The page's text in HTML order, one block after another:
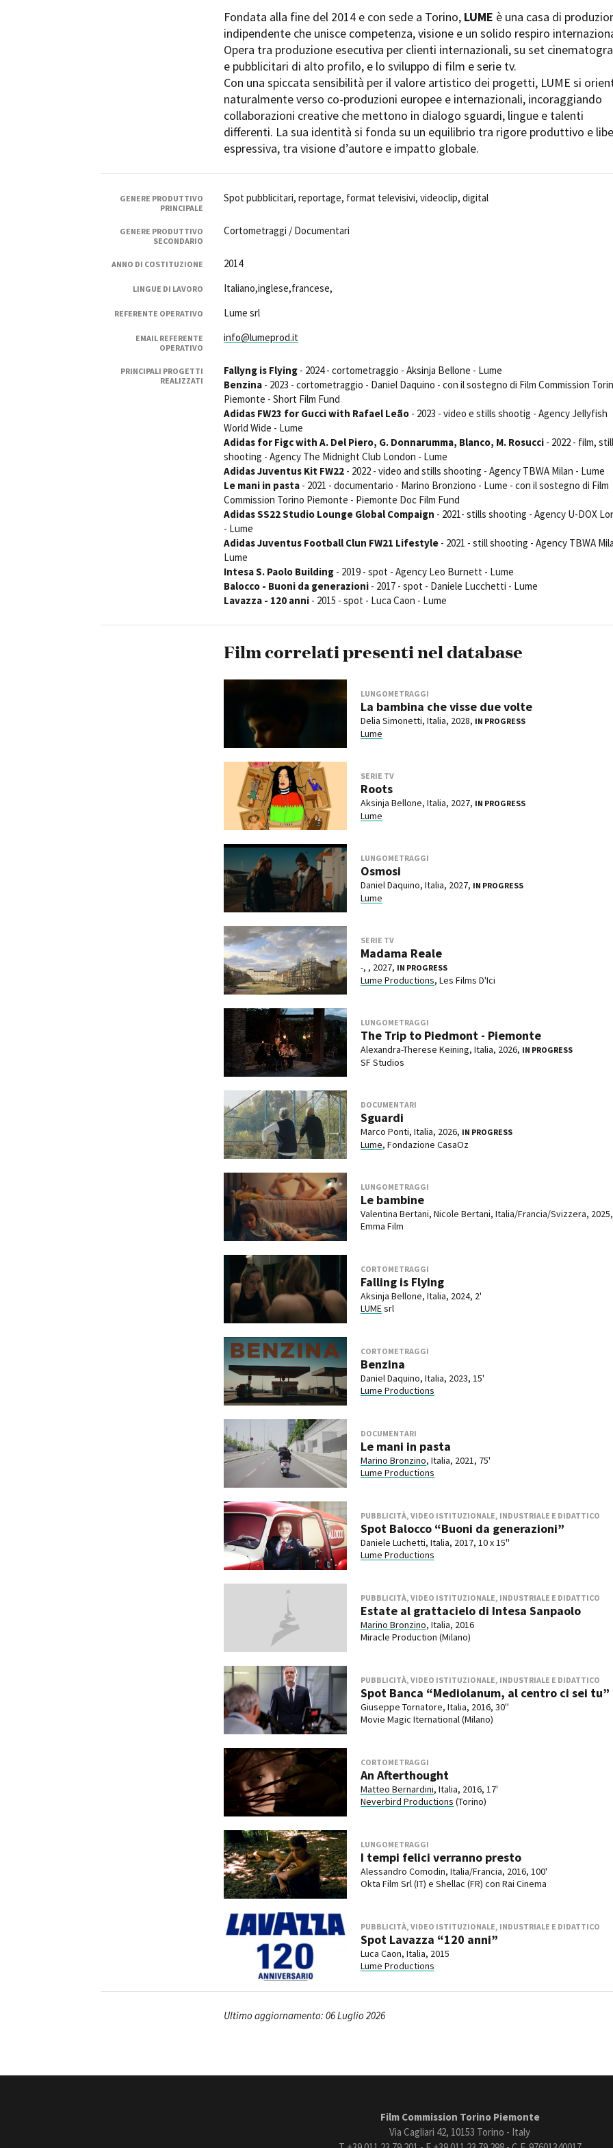
Rete regionale
Bilancio sociale
Amministrazione trasparente
Bandi e gare
Sostenibilità ambientale
Servizi generali
Location scouting
Sala Casting
Sala Paolo Tenna
FILM FUNDS
Piemonte Film Tv Fund
Piemonte Film Tv Development Fund
Short Film Fund
LOCATION GUIDE
FILM DATABASE
BOOK DATABASE
NEWS
EVENTI, SPECIALI
Locarno
Mostra
Festa
Torino
David di
Nastri
Amministrazione trasparente Bandi e gare
Fondata alla fine del 2014 e con sede a Torino, LUME è una casa di
indipendente che unisce competenza, visione e un solido respiro
Opera tra produzione esecutiva per clienti internazionali, su set
e pubblicitari di alto profilo, e lo sviluppo di film e serie tv.
Con una spiccata sensibilità per il valore artistico dei progetti, LUME si
naturalmente verso co-produzioni europee e internazionali, incoraggiando
collaborazioni creative che mettono in dialogo sguardi, lingue e talenti
differenti. La sua identità si fonda su un equilibrio tra rigore produttivo e
espressiva, tra visione d’autore e impatto globale.
GENERE PRODUTTIVO
PRINCIPALE
Spot pubblicitari, reportage, format televisivi, videoclip, digital
GENERE PRODUTTIVO
SECONDARIO
Cortometraggi / Documentari
ANNO DI COSTITUZIONE 2014
LINGUE DI LAVORO Italiano,inglese,francese,
REFERENTE OPERATIVO Lume srl
EMAIL REFERENTE
OPERATIVO
info@lumeprod.it
PRINCIPALI PROGETTI
REALIZZATI
Fallyng is Flying- 2024 - cortometraggio - Aksinja Bellone - Lume
Benzina- 2023 - cortometraggio - Daniel Daquino - con il sostegno di Film Commission
Piemonte - Short Film Fund
Adidas FW23 for Gucci with Rafael Leão- 2023 - video e stills shootig - Agency Jellyfish
World Wide - Lume
Adidas for Figc with A. Del Piero, G. Donnarumma, Blanco, M. Rosucci- 2022 - film, still
shooting - Agency The Midnight Club London - Lume
Adidas Juventus Kit FW22- 2022 - video and stills shooting - Agency TBWA Milan - Lume
Le mani in pasta- 2021 - documentario - Marino Bronziono - Lume - con il sostegno di Film
Commission Torino Piemonte - Piemonte Doc Film Fund
Adidas SS22 Studio Lounge Global Compaign - 2021- stills shooting - Agency U-DOX
- Lume
Adidas Juventus Football Clun FW21 Lifestyle- 2021 - still shooting - Agency TBWA
Lume
Intesa S. Paolo Building- 2019 - spot - Agency Leo Burnett - Lume
Balocco - Buoni da generazioni- 2017 - spot - Daniele Lucchetti - Lume
Lavazza - 120 anni- 2015 - spot - Luca Caon - Lume
Film correlati presenti nel database
LUNGOMETRAGGI
La bambina che visse due volte
Delia Simonetti, Italia, 2028, IN PROGRESS
Lume
SERIE TV
Roots
Aksinja Bellone, Italia, 2027, IN PROGRESS
Lume
LUNGOMETRAGGI
Osmosi
Daniel Daquino, Italia, 2027, IN PROGRESS
Lume
SERIE TV
Madama Reale
-, , 2027, IN PROGRESS
Lume Productions, Les Films D'Ici
LUNGOMETRAGGI
The Trip to Piedmont - Piemonte
Alexandra-Therese Keining, Italia, 2026, IN PROGRESS
SF Studios
DOCUMENTARI
Sguardi
Marco Ponti, Italia, 2026, IN PROGRESS
Lume, Fondazione CasaOz
LUNGOMETRAGGI
Le bambine
Valentina Bertani, Nicole Bertani, Italia/Francia/Svizzera,
Emma Film
CORTOMETRAGGI
Falling is Flying
Aksinja Bellone, Italia, 2024, 2'
LUMEsrl
CORTOMETRAGGI
Benzina
Daniel Daquino, Italia, 2023, 15'
Lume Productions
DOCUMENTARI
Le mani in pasta
Marino Bronzino, Italia, 2021, 75'
Lume Productions
PUBBLICITÀ, VIDEO ISTITUZIONALE, INDUSTRIALE E DIDATTICO
Spot Balocco “Buoni da generazioni”
Daniele Luchetti, Italia, 2017, 10 x 15''
Lume Productions
PUBBLICITÀ, VIDEO ISTITUZIONALE, INDUSTRIALE E DIDATTICO
Estate al grattacielo di Intesa Sanpaolo
Marino Bronzino, Italia, 2016
Miracle Production (Milano)
PUBBLICITÀ, VIDEO ISTITUZIONALE, INDUSTRIALE E DIDATTICO
Spot Banca “Mediolanum, al centro ci sei tu”
Giuseppe Tornatore, Italia, 2016, 30''
Movie Magic Iternational (Milano)
CORTOMETRAGGI
An Afterthought
Matteo Bernardini, Italia, 2016, 17'
Neverbird Productions (Torino)
LUNGOMETRAGGI
I tempi felici verranno presto
Alessandro Comodin, Italia/Francia, 2016, 100'
Okta Film Srl (IT) e Shellac (FR) con Rai Cinema
PUBBLICITÀ, VIDEO ISTITUZIONALE, INDUSTRIALE E DIDATTICO
Spot Lavazza “120 anni”
Luca Caon, Italia, 2015
Lume Productions
Ultimo aggiornamento: 06 Luglio 2026
Film Commission Torino Piemonte
Via Cagliari 42, 10153 Torino - Italy